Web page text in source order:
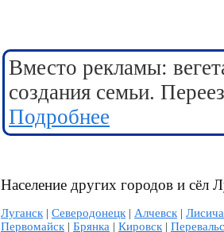
Вместо рекламы:
создания семьи.
Подробнее
Население других городов и сёл
Луганск | Северодонецк | Алчевск |
Первомайск | Брянка | Кировск |